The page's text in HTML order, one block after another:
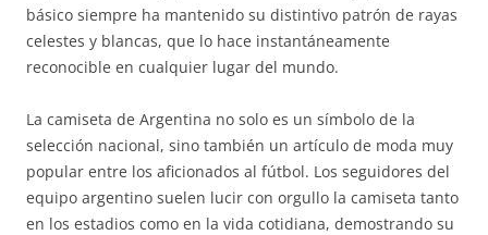
básico siempre ha mantenido su distintivo patrón de rayas
celestes y blancas, que lo hace instantáneamente
reconocible en cualquier lugar del mundo.
La camiseta de Argentina no solo es un símbolo de la
selección nacional, sino también un artículo de moda muy
popular entre los aficionados al fútbol. Los seguidores del
equipo argentino suelen lucir con orgullo la camiseta tanto
en los estadios como en la vida cotidiana, demostrando su